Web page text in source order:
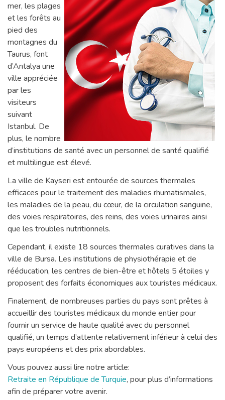
mer, les plages
et les forêts au
pied des
montagnes du
Taurus, font
d’Antalya une
ville appréciée
par les
visiteurs
suivant
Istanbul. De
plus, le nombre
d’institutions de santé avec un personnel de santé qualifié
et multilingue est élevé.
La ville de Kayseri est entourée de sources thermales
efficaces pour le traitement des maladies rhumatismales,
les maladies de la peau, du cœur, de la circulation sanguine,
des voies respiratoires, des reins, des voies urinaires ainsi
que les troubles nutritionnels.
Cependant, il existe 18 sources thermales curatives dans la
ville de Bursa. Les institutions de physiothérapie et de
rééducation, les centres de bien-être et hôtels 5 étoiles y
proposent des forfaits économiques aux touristes médicaux.
Finalement, de nombreuses parties du pays sont prêtes à
accueillir des touristes médicaux du monde entier pour
fournir un service de haute qualité avec du personnel
qualifié, un temps d’attente relativement inférieur à celui des
pays européens et des prix abordables.
Vous pouvez aussi lire notre article:
Retraite en République de Turquie, pour plus d’informations
afin de préparer votre avenir.